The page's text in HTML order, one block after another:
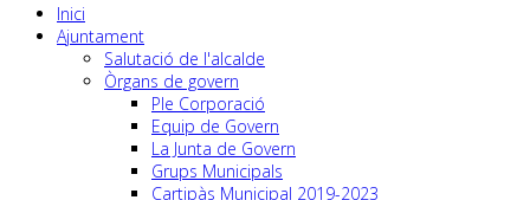
Inici
Ajuntament
Salutació de l'alcalde
Òrgans de govern
Ple Corporació
Equip de Govern
La Junta de Govern
Grups Municipals
Cartipàs Municipal 2019-2023